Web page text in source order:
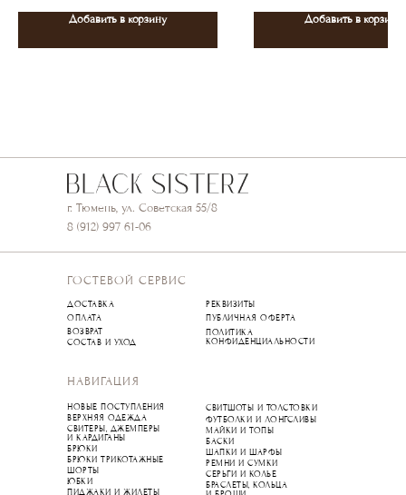
Добавить в корзину Добавить в корзину
ГОСТЕВОЙ СЕРВИС
г. Тюмень, ул. Советская 55/8
8 (912) 997 61-06
НАВИГАЦИЯ
ДОСТАВКА
ВОЗВРАТ
СОСТАВ И УХОД
РЕКВИЗИТЫ
ПОЛИТИКА
КОНФИДЕНЦИАЛЬНОСТИ
ОПЛАТА ПУБЛИЧНАЯ ОФЕРТА
ПИДЖАКИ И ЖИЛЕТЫ
НОВЫЕ ПОСТУПЛЕНИЯ
СВИТЕРЫ, ДЖЕМПЕРЫ
И КАРДИГАНЫ
ШОРТЫ
БРЮКИ ТРИКОТАЖНЫЕ
БРЮКИ
ЮБКИ
ВЕРХНЯЯ ОДЕЖДА
БАСКИ
РЕМНИ И СУМКИ
ФУТБОЛКИ И ЛОНГСЛИВЫ
СВИТШОТЫ И ТОЛСТОВКИ
МАЙКИ И ТОПЫ
БРАСЛЕТЫ, КОЛЬЦА
СЕРЬГИ И КОЛЬЕ
ШАПКИ И ШАРФЫ